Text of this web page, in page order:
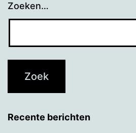
Zoeken…
Recente berichten